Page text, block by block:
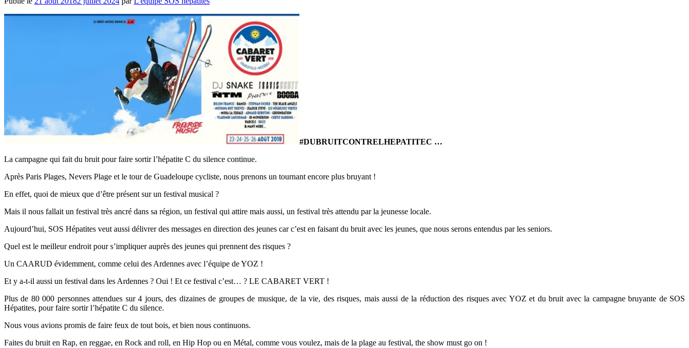
#DUBRUITCONTRELHEPATITEC …
La campagne qui fait du bruit pour faire sortir l’hépatite C du silence continue.
Après Paris Plages, Nevers Plage et le tour de Guadeloupe cycliste, nous prenons un tournant encore plus bruyant !
En effet, quoi de mieux que d’être présent sur un festival musical ?
Mais il nous fallait un festival très ancré dans sa région, un festival qui attire mais aussi, un festival très attendu par la jeunesse locale.
Aujourd’hui, SOS Hépatites veut aussi délivrer des messages en direction des jeunes car c’est en faisant du bruit avec les jeunes, que nous serons entendus par les seniors.
Quel est le meilleur endroit pour s’impliquer auprès des jeunes qui prennent des risques ?
Un CAARUD évidemment, comme celui des Ardennes avec l’équipe de YOZ !
Et y a-t-il aussi un festival dans les Ardennes ? Oui ! Et ce festival c’est… ? LE CABARET VERT !
Plus de 80 000 personnes attendues sur 4 jours, des dizaines de groupes de musique, de la vie, des risques, mais aussi de la réduction des risques avec YOZ et du bruit avec la campagne bruyante de SOS
Hépatites, pour faire sortir l’hépatite C du silence.
Nous vous avions promis de faire feux de tout bois, et bien nous continuons.
Faites du bruit en Rap, en reggae, en Rock and roll, en Hip Hop ou en Métal, comme vous voulez, mais de la plage au festival, the show must go on !